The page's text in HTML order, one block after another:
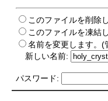
このファイルを削除
このファイルを凍結
名前を変更します。(
新しい名前:
パスワード: